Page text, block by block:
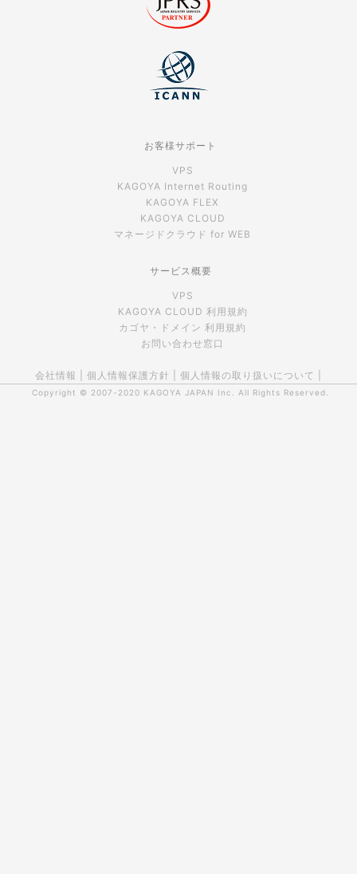
お客様サポート
VPS
KAGOYA Internet Routing
KAGOYA FLEX
KAGOYA CLOUD
マネージドクラウド for WEB
サービス概要
VPS
KAGOYA CLOUD 利用規約
カゴヤ・ドメイン 利用規約
お問い合わせ窓口
会社情報 個人情報保護方針 個人情報の取り扱いについて
Copyright © 2007-2020 KAGOYA JAPAN Inc. All Rights Reserved.